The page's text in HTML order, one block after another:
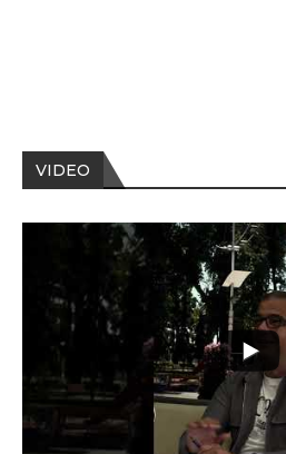
VIDEO